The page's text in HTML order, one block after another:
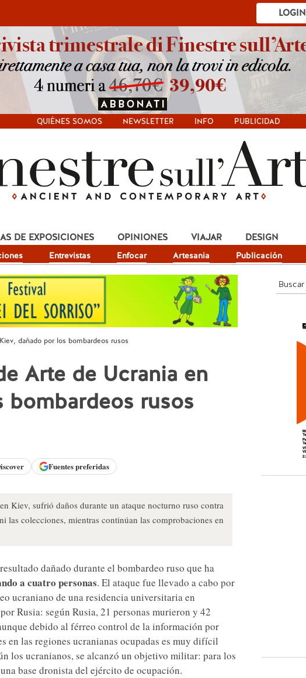
LOGIN
QUIÉNES SOMOS NEWSLETTER INFO PUBLICIDAD
Entrevistas Enfocar Artesania Publicación
DE EXPOSICIONES OPINIONES VIAJAR DESIGN
dañado por los bombardeos rusos
Arte de Ucrania en
bombardeos rusos
Fuentes preferidas
Kiev, sufrió daños durante un ataque nocturno ruso contra
las colecciones, mientras continúan las comprobaciones en
dañado durante el bombardeo ruso que ha
a cuatro personas. El ataque fue llevado a cabo por
ucraniano de una residencia universitaria en
Rusia: según Rusia, 21 personas murieron y 42
debido al férreo control de la información por
en las regiones ucranianas ocupadas es muy difícil
los ucranianos, se alcanzó un objetivo militar: para los
base dronista del ejército de ocupación.